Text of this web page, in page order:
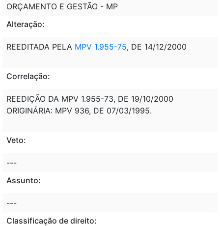
ORÇAMENTO E GESTÃO - MP
Alteração:
REEDITADA PELA MPV 1.955-75, DE 14/12/2000
Correlação:
REEDIÇÃO DA MPV 1.955-73, DE 19/10/2000
ORIGINÁRIA: MPV 936, DE 07/03/1995.
Veto:
---
Assunto:
---
Classificação de direito: